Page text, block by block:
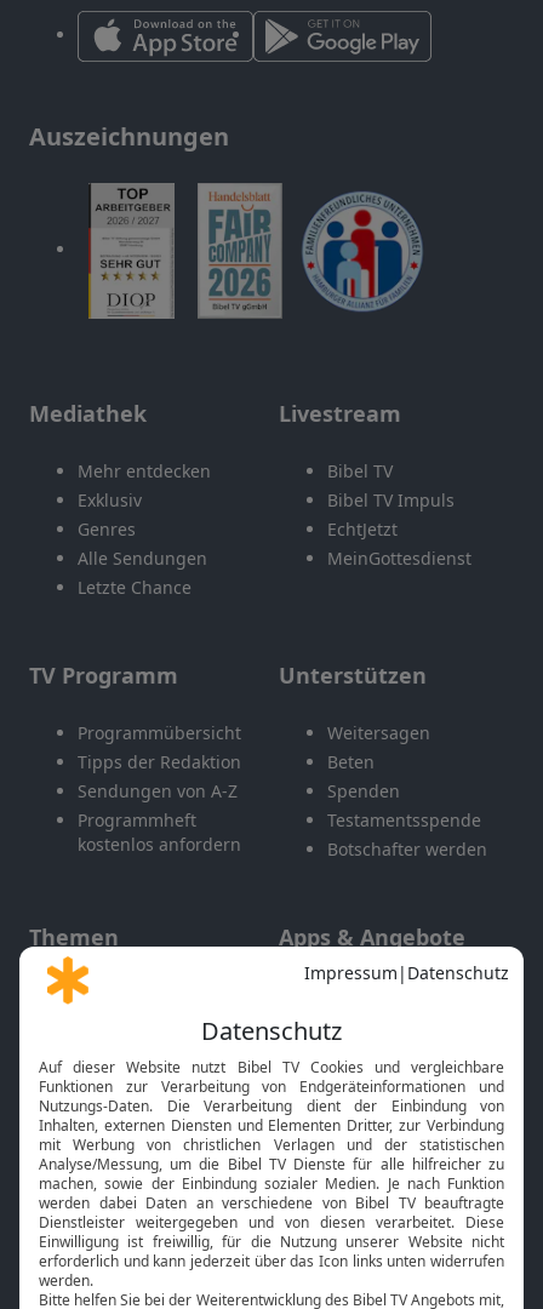
Auszeichnungen
Mediathek
Mehr entdecken
Exklusiv
Genres
Alle Sendungen
Letzte Chance
Livestream
Bibel TV
Bibel TV Impuls
EchtJetzt
MeinGottesdienst
TV Programm
Programmübersicht
Tipps der Redaktion
Sendungen von A-Z
Programmheft
kostenlos anfordern
Unterstützen
Weitersagen
Beten
Spenden
Testamentsspende
Botschafter werden
Themen
Gott und Bibel erklärt
Neuigkeiten
Apps & Angebote
Mobile App
Smart TV
HbbTV
Bibelthek Online-Bibel
Nächster Gottesdienst
Bibel TV Service